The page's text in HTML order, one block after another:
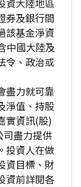
資大陸地區
券及銀行間
該基金淨資
中國大陸及
令、政治或
盡力就可靠
淨值、持股
實資訊(股)
司盡力提供
投資人在做
資目標、財
資前詳閱各